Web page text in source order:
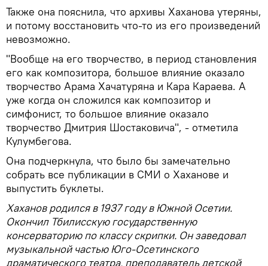
Также она пояснила, что архивы Хаханова утеряны,
и потому восстановить что-то из его произведений
невозможно.
"Вообще на его творчество, в период становления
его как композитора, большое влияние оказало
творчество Арама Хачатуряна и Кара Караева. А
уже когда он сложился как композитор и
симфонист, то большое влияние оказало
творчество Дмитрия Шостаковича", - отметила
Кулумбегова.
Она подчеркнула, что было бы замечательно
собрать все публикации в СМИ о Хаханове и
выпустить буклеты.
Хаханов родился в 1937 году в Южной Осетии.
Окончил Тбилисскую государственную
консерваторию по классу скрипки. Он заведовал
музыкальной частью Юго-Осетинского
драматического театра, преподаватель детской